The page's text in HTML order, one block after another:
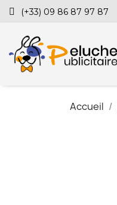
(+33) 09 86 87 97 87
Accueil